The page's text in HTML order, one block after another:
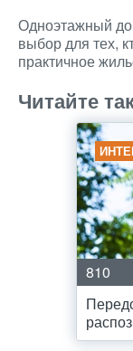
Одноэтажный
выбор для тех,
практичное
Читайте
810